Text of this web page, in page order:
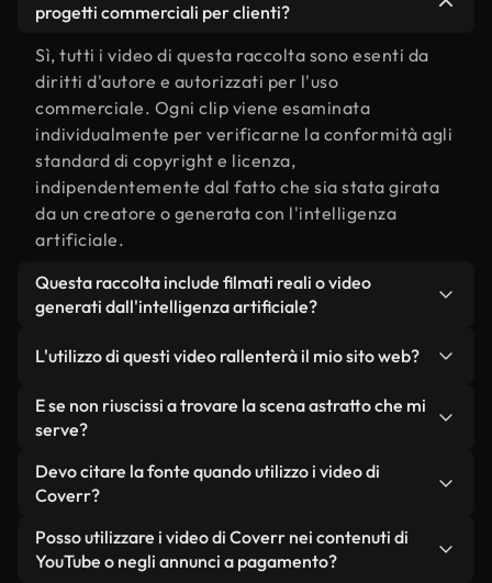
progetti commerciali per clienti?
Sì, tutti i video di questa raccolta sono esenti da
diritti d'autore e autorizzati per l'uso
commerciale. Ogni clip viene esaminata
individualmente per verificarne la conformità agli
standard di copyright e licenza,
indipendentemente dal fatto che sia stata girata
da un creatore o generata con l'intelligenza
artificiale.
Questa raccolta include filmati reali o video
generati dall'intelligenza artificiale?
da filmati reali, girati da persone, relativi a
astratto, e da video generati dall'intelligenza
artificiale. Ogni video è chiaramente etichettato,
L'utilizzo di questi video rallenterà il mio sito web?
Non se scegli le nostre versioni ottimizzate.
Offriamo formati leggeri e pronti per il web,
mantengono alta la qualità, riducono al minimo i
tempi di caricamento e migliorano parametri
come LCP.
E se non riuscissi a trovare la scena astratto che mi
serve?
Puoi crearne uno all'istante utilizzando Coverr AI
Studio. Ti basta descrivere la scena, ad esempio
pochi secondi un video personalizzato in
conformità con i nostri standard di licenza.
Devo citare la fonte quando utilizzo i video di
Coverr?
Non è richiesto alcun riconoscimento dell'autore.
Tutti i video presenti nella nostra libreria sono
Posso utilizzare i video di Coverr nei contenuti di
YouTube o negli annunci a pagamento?